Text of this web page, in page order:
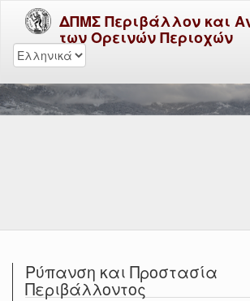
ΔΠΜΣ Περιβάλλον και
των Ορεινών Περιοχών
Ρύπανση και Προστασία
Περιβάλλοντος